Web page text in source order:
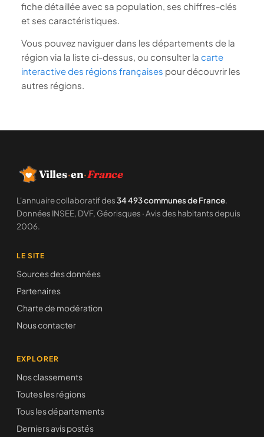
fiche détaillée avec sa population, ses chiffres-clés
et ses caractéristiques.
Vous pouvez naviguer dans les départements de la
région via la liste ci-dessus, ou consulter la carte
interactive des régions françaises pour découvrir les
autres régions.
Villes·en·France
L'annuaire collaboratif des34 493 communes de France.
Données INSEE, DVF, Géorisques · Avis des habitants depuis
2006.
LE SITE
Sources des données
Partenaires
Charte de modération
Nous contacter
EXPLORER
Nos classements
Toutes les régions
Tous les départements
Derniers avis postés